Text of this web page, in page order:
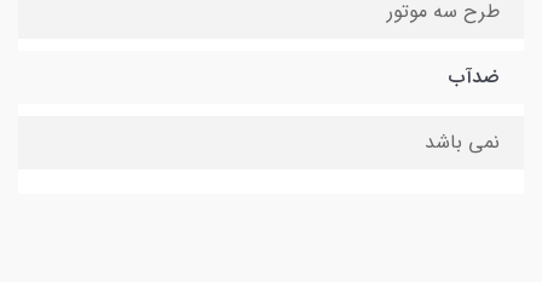
طرح سه موتور
ضدآب
نمی باشد